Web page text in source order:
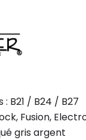
B21 / B24 / B27
Fusion,
gris argent